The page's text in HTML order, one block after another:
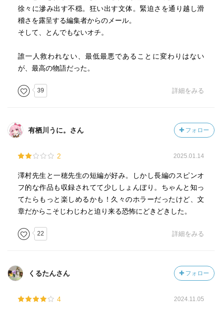
徐々に滲み出す不穏。狂い出す文体。緊迫さを通り越し滑
稽さを露呈する編集者からのメール。
そして、とんでもないオチ。
誰一人救われない、最低最悪であることに変わりはない
が、最高の物語だった。
39 詳細をみる
有栖川うに。さん フォロー
2 2025.01.14
澤村先生と一穂先生の短編が好み。しかし長編のスピンオ
フ的な作品も収録されてて少ししょんぼり。ちゃんと知っ
てたらもっと楽しめるかも！久々のホラーだったけど、文
章だからこそじわじわと迫り来る恐怖にどきどきした。
22 詳細をみる
くるたんさん フォロー
4 2024.11.05